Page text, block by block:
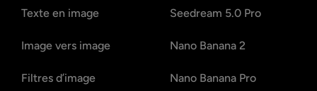
Texte en image
Image vers image
Filtres d’image
Seedream 5.0 Pro
Nano Banana 2
Nano Banana Pro